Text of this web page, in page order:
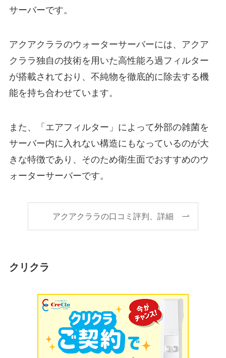
サーバーです。
アクアクララのウォーターサーバーには、アクア
クララ独自の技術を用いた高性能ろ過フィルター
が搭載されており、不純物を徹底的に除去する機
能を持ち合わせています。
また、「エアフィルター」によって外部の雑菌を
サーバー内に入れない構造にもなっているのが大
きな特徴であり、そのため衛生面でおすすめのウ
ォーターサーバーです。
アクアクララの口コミ評判、詳細
クリクラ